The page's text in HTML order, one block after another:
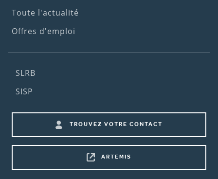
Toute l'actualité
Offres d'emploi
Footer
(2nd
SLRB
SISP
Footer
shortcuts
TROUVEZ VOTRE CONTACT
ARTEMIS